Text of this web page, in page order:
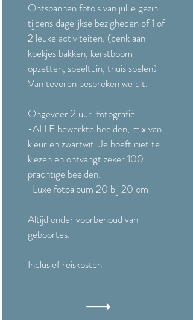
Ontspannen foto's van jullie gezin
tijdens dagelijkse bezigheden of 1 of
2 leuke activiteiten. (denk aan
koekjes bakken, kerstboom
opzetten, speeltuin, thuis spelen)
Van tevoren bespreken we dit.
Ongeveer 2 uur fotografie
-ALLE bewerkte beelden, mix van
kleur en zwartwit. Je hoeft niet te
kiezen en ontvangt zeker 100
prachtige beelden.
-Luxe fotoalbum 20 bij 20 cm
Altijd onder voorbehoud van
geboortes.
Inclusief reiskosten